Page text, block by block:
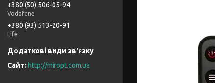
+380 (50) 506-05-94
Vodafone
+380 (93) 513-20-91
Life
http://miropt.com.ua